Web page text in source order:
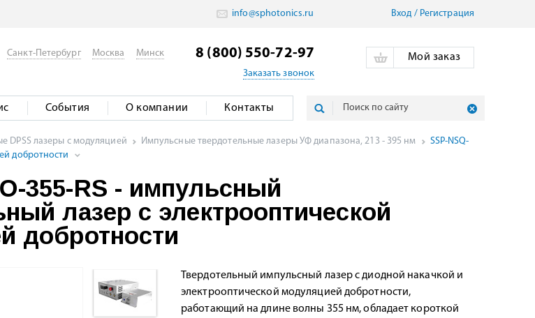
DPSS лазеры с модуляцией Импульсные твердотельные лазеры УФ диапазона, 213 - 395 нм
SSP-NSQ-
добротности
355-RS - импульсный
лазер с электрооптической
добротности
Твердотельный импульсный лазер с диодной накачкой и
электрооптической модуляцией добротности,
работающий на длине волны 355 нм, обладает короткой
Вход / Pегистрация
info@sphotonics.ru
Мой заказ
Санкт-Петербург Москва Минск 8 (800) 550-72-97
Заказать звонок
События О компании Контакты